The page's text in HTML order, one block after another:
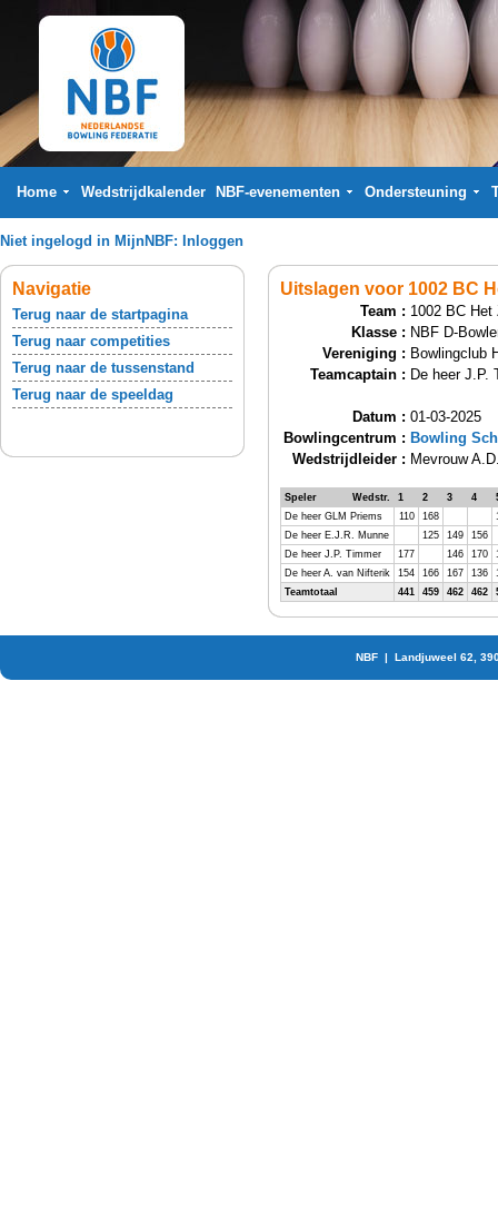
Home Wedstrijdkalender NBF-evenementen Ondersteuning
Niet ingelogd in MijnNBF: Inloggen
Navigatie
Terug naar de startpagina
Terug naar competities
Terug naar de tussenstand
Terug naar de speeldag
Uitslagen voor 1002 BC
Team : 1002 BC Het
Klasse : NBF D-
Vereniging : Bowlingclub
Teamcaptain : De heer J.P.
Datum : 01-03-2025
Bowlingcentrum : Bowling
Wedstrijdleider : Mevrouw
Speler Wedstr. 1 2 3 4
De heer GLM Priems
110 168
De heer E.J.R. Munne
125 149
156
De heer J.P. Timmer
177 146 170
De heer A. van Nifterik
154 166 167 136
Teamtotaal
441 459 462 462
NBF | Landjuweel 62,